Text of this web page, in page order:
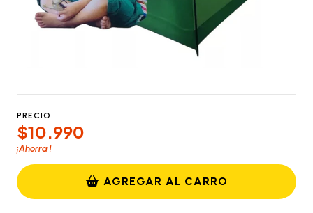
PRECIO
$10.990
¡Ahorra!
AGREGAR AL CARRO